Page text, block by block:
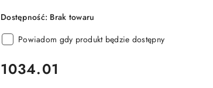
Dostępność: Brak towaru
Powiadom gdy produkt będzie dostępny
cena:
1034.01